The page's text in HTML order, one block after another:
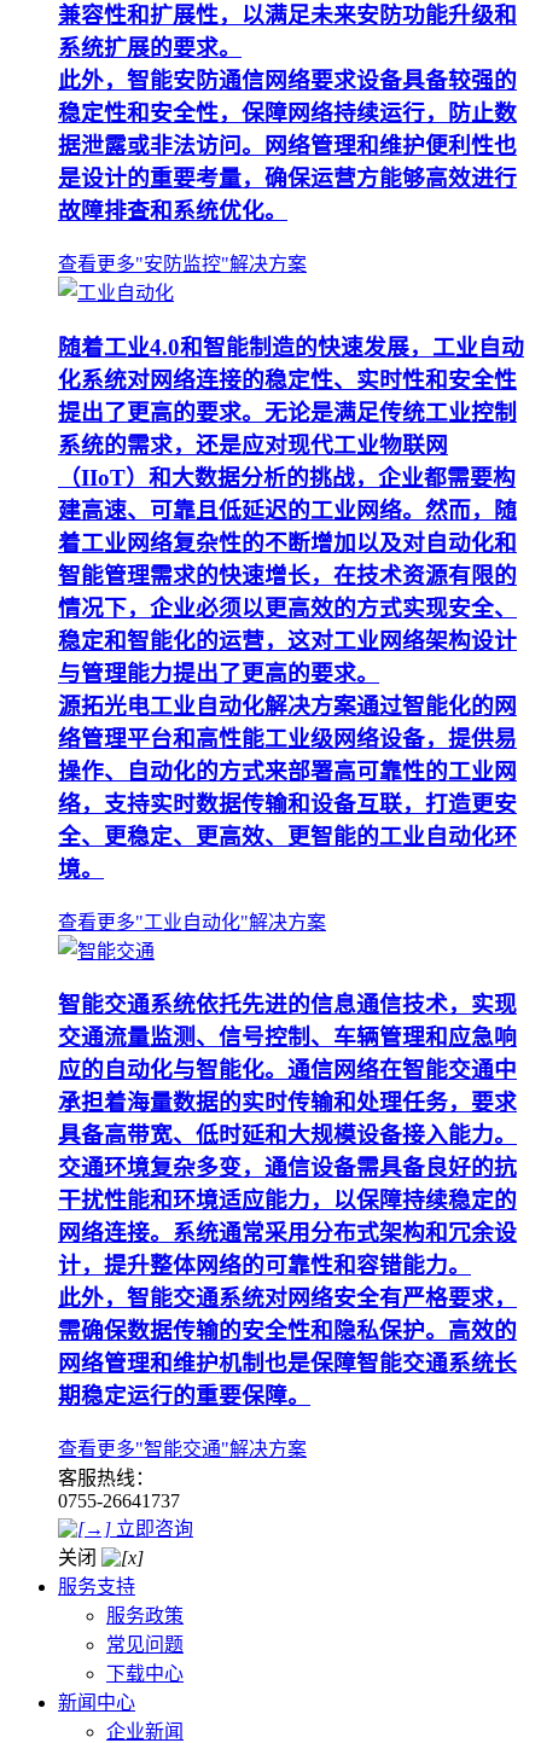
兼容性和扩展性，以满足未来安防功能升级和
系统扩展的要求。
此外，智能安防通信网络要求设备具备较强的
稳定性和安全性，保障网络持续运行，防止数
据泄露或非法访问。网络管理和维护便利性也
是设计的重要考量，确保运营方能够高效进行
故障排查和系统优化。
查看更多"安防监控"解决方案
随着工业4.0和智能制造的快速发展，工业自动
化系统对网络连接的稳定性、实时性和安全性
提出了更高的要求。无论是满足传统工业控制
系统的需求，还是应对现代工业物联网
（IIoT）和大数据分析的挑战，企业都需要构
建高速、可靠且低延迟的工业网络。然而，随
着工业网络复杂性的不断增加以及对自动化和
智能管理需求的快速增长，在技术资源有限的
情况下，企业必须以更高效的方式实现安全、
稳定和智能化的运营，这对工业网络架构设计
与管理能力提出了更高的要求。
源拓光电工业自动化解决方案通过智能化的网
络管理平台和高性能工业级网络设备，提供易
操作、自动化的方式来部署高可靠性的工业网
络，支持实时数据传输和设备互联，打造更安
全、更稳定、更高效、更智能的工业自动化环
境。
查看更多"工业自动化"解决方案
智能交通系统依托先进的信息通信技术，实现
交通流量监测、信号控制、车辆管理和应急响
应的自动化与智能化。通信网络在智能交通中
承担着海量数据的实时传输和处理任务，要求
具备高带宽、低时延和大规模设备接入能力。
交通环境复杂多变，通信设备需具备良好的抗
干扰性能和环境适应能力，以保障持续稳定的
网络连接。系统通常采用分布式架构和冗余设
计，提升整体网络的可靠性和容错能力。
此外，智能交通系统对网络安全有严格要求，
需确保数据传输的安全性和隐私保护。高效的
网络管理和维护机制也是保障智能交通系统长
期稳定运行的重要保障。
查看更多"智能交通"解决方案
客服热线：
0755-26641737
立即咨询
关闭
服务支持
服务政策
常见问题
下载中心
新闻中心
企业新闻